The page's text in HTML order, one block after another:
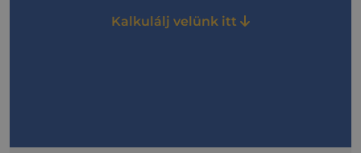
Kalkulálj velünk itt